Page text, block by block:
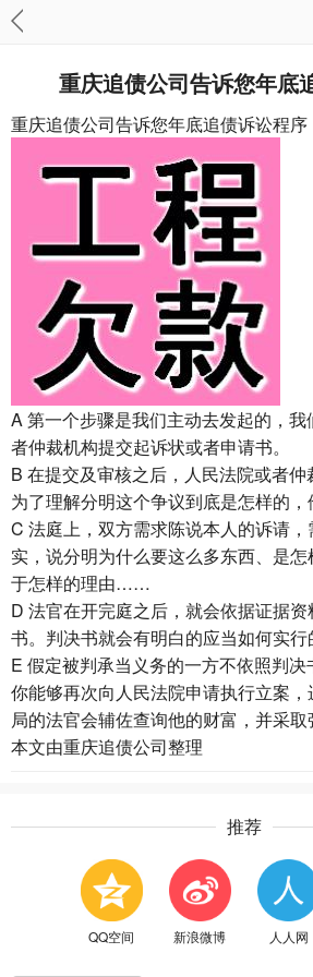
重庆追债公司告诉您年底
重庆追债公司告诉您年底追债诉讼程序
A 第一个步骤是我们主动去发起的，
者仲裁机构提交起诉状或者申请书。
B 在提交及审核之后，人民法院或者仲
为了理解分明这个争议到底是怎样的，
C 法庭上，双方需求陈说本人的诉请
实，说分明为什么要这么多东西、是
于怎样的理由……
D 法官在开完庭之后，就会依据证据
书。判决书就会有明白的应当如何实行
E 假定被判承当义务的一方不依照判
你能够再次向人民法院申请执行立案
局的法官会辅佐查询他的财富，并采取
本文由重庆追债公司整理
推荐
QQ空间 新浪微博 人人网